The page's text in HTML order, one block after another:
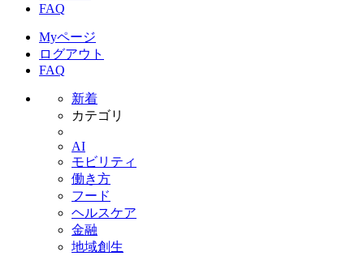
FAQ
Myページ
ログアウト
FAQ
新着
カテゴリ
AI
モビリティ
働き方
フード
ヘルスケア
金融
地域創生